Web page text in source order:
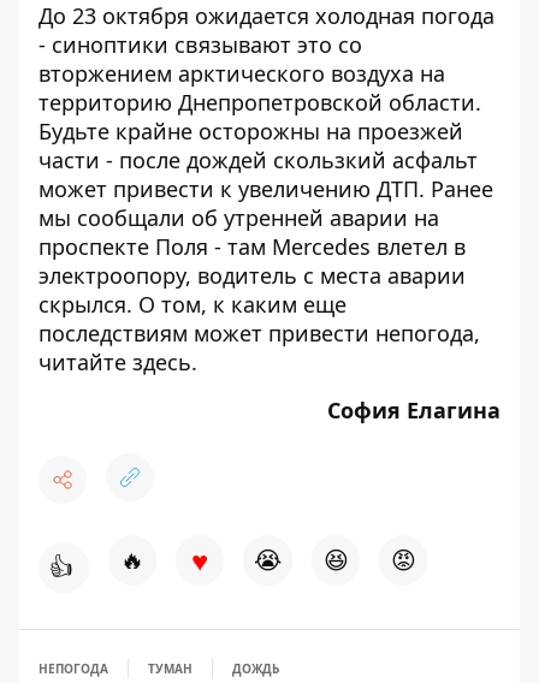
До 23 октября ожидается холодная погода
- синоптики связывают это со
вторжением арктического воздуха на
территорию Днепропетровской области.
Будьте крайне осторожны на проезжей
части - после дождей скользкий асфальт
может привести к увеличению ДТП. Ранее
мы сообщали об утренней аварии на
проспекте Поля - там Mercedes влетел в
электроопору, водитель с места аварии
скрылся. О том, к каким еще
последствиям может привести непогода,
читайте здесь.
София Елагина
👍 🔥 ♥ 😭 😆 😡
НЕПОГОДА ТУМАН ДОЖДЬ